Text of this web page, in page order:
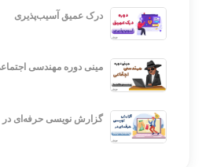
درک عمیق آسیب‌پذیری
مینی دوره مهندسی
گزارش نویسی حرفه‌ای در Bug Hunting